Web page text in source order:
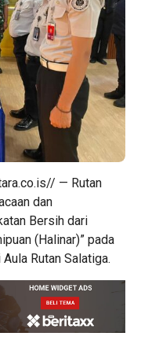
— Rutan
dan
Bersih dari
(Halinar)” pada
Rutan Salatiga.